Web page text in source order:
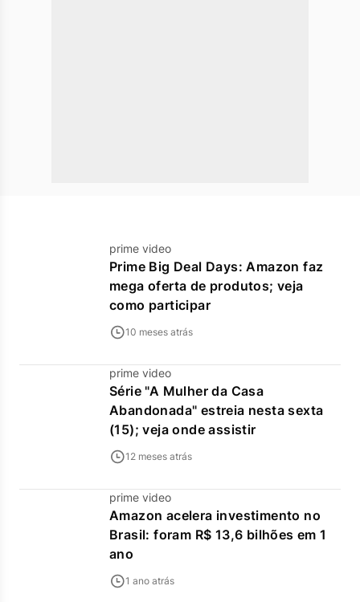
prime video
Prime Big Deal Days: Amazon faz
mega oferta de produtos; veja
como participar
10 meses atrás
prime video
Série "A Mulher da Casa
Abandonada" estreia nesta sexta
(15); veja onde assistir
12 meses atrás
prime video
Amazon acelera investimento no
Brasil: foram R$ 13,6 bilhões em 1
ano
1 ano atrás